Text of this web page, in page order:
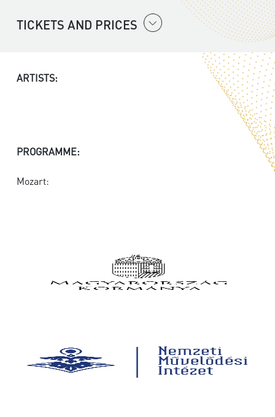
TICKETS AND PRICES
ARTISTS:
PROGRAMME:
Mozart: